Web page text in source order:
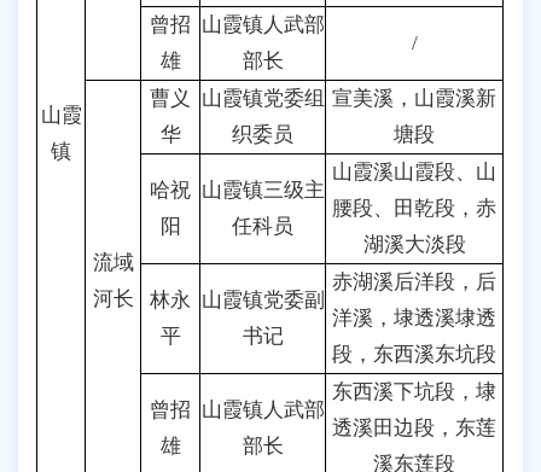
山霞
镇
曾招
雄
山霞镇人武部
部长
/
流域
河长
曹义
华
山霞镇党委组
织委员
宣美溪，山霞溪新
塘段
哈祝
阳
山霞镇三级主
任科员
山霞溪山霞段、山
腰段、田乾段，赤
湖溪大淡段
林永
平
山霞镇党委副
书记
赤湖溪后洋段，后
洋溪，埭透溪埭透
段，东西溪东坑段
曾招
雄
山霞镇人武部
部长
东西溪下坑段，埭
透溪田边段，东莲
溪东莲段